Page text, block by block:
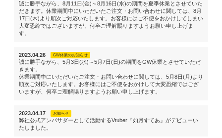
誠に勝手ながら、8月11日(金)～8月16日(水)の期間を夏季休業とさせていた
だきます。休業期間中にいただいたご注文・お問い合わせに関しては、8月
17日(木)より順次ご対応いたします。お客様にはご不便をおかけしてしまい
大変恐縮ではございますが、何卒ご理解賜りますようお願い申し上げま
す。
2023.04.26 GW休業のお知らせ
誠に勝手ながら、5月3日(水)～5月7日(日)の期間をGW休業とさせていただ
きます。
休業期間中にいただいたご注文・お問い合わせに関しては、5月8日(月)より
順次ご対応いたします。お客様にはご不便をおかけして大変恐縮ではござ
いますが、何卒ご理解賜りますようお願い申し上げます。
2023.04.17 お知らせ
弊社公式アンバサダーとして活動するVtuber『如月すてあ』がデビューい
たしました。